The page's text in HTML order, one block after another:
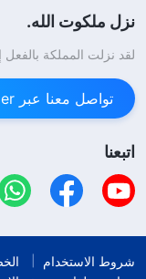
نزل ملكوت الله.
لقد نزلت المملكة
تواصل معنا عبر Messenger
اتبعنا
شروط الاستخدام